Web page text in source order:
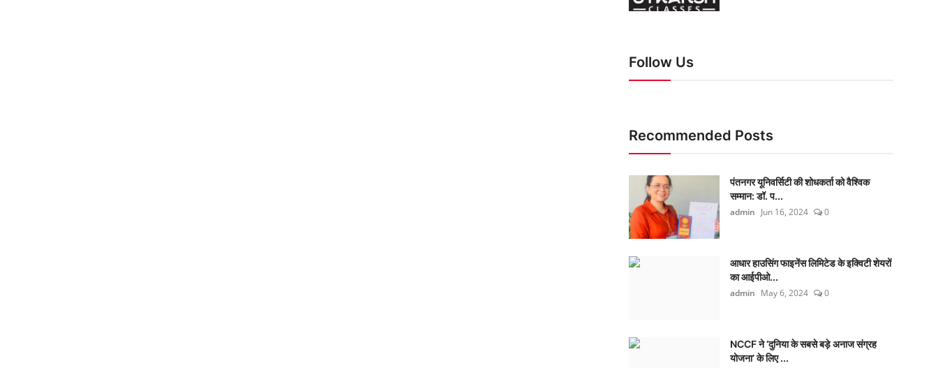
Follow Us
Recommended Posts
पंतनगर यूनिवर्सिटी की शोधकर्ता को वैश्विक
सम्मान: डॉ. प...
admin Jun 16, 2024 0
आधार हाउसिंग फाइनेंस लिमिटेड के इक्विटी शेयरों
का आईपीओ...
admin May 6, 2024 0
NCCF ने ‘दुनिया के सबसे बड़े अनाज संग्रह
योजना’ के लिए ...